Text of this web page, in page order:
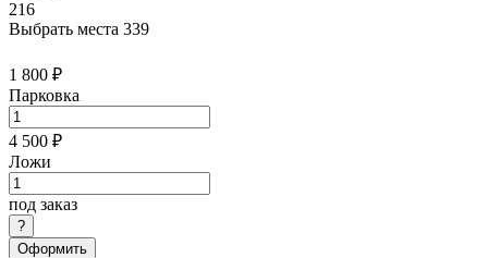
216
Выбрать места 339
1 800 ₽
Парковка
4 500 ₽
Ложи
под заказ
Оформить